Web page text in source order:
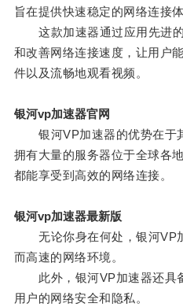
旨在提供快速稳定的网络连接体
这款加速器通过应用先进的
和改善网络连接速度，让用户
件以及流畅地观看视频。
银河vp加速器官网
银河VP加速器的优势在于
拥有大量的服务器位于全球各
都能享受到高效的网络连接。
银河vp加速器最新版
无论你身在何处，银河VP
而高速的网络环境。
此外，银河VP加速器还具
用户的网络安全和隐私。